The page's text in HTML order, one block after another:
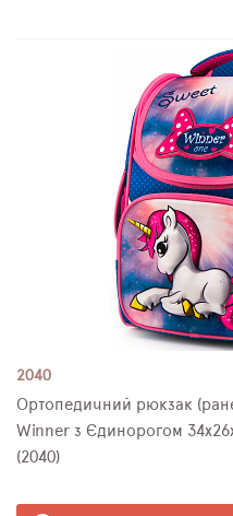
2040
Ортопедичний рюкзак
Winner з Єдинорогом 34х26х14 см для початкової школи
(2040)